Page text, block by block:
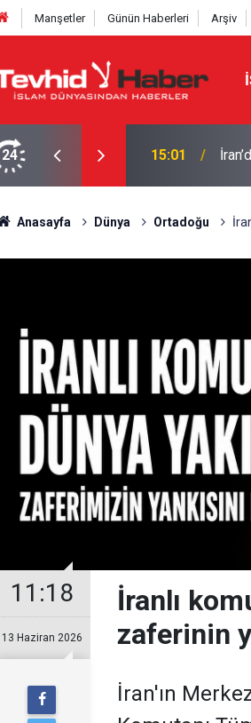
Manşetler Günün Haberleri Arşiv
24 14:17
Eski
geri
Anasayfa Dünya Ortadoğu
11:18
13 Haziran 2026
İranlı
zaferinin
İran'ın